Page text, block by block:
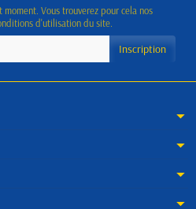
Vous trouverez pour cela nos
d'utilisation du site.